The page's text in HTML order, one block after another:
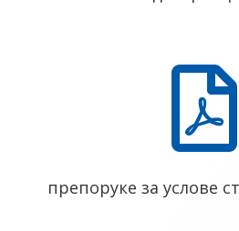

препоруке за услове